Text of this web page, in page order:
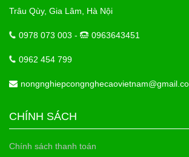
Trâu Qùy, Gia Lâm, Hà Nội
0978 073 003 - 0963643451
0962 454 799
CHÍNH SÁCH
Chính sách thanh toán